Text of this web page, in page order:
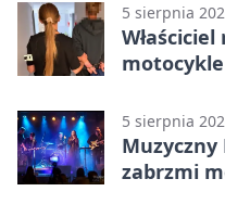
5 sierpnia
Właściciel
motocykle
5 sierpnia
Muzyczny
zabrzmi